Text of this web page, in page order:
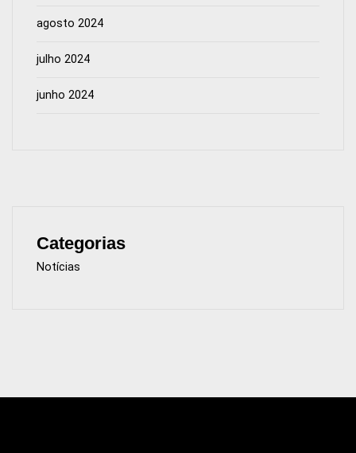
agosto 2024
julho 2024
junho 2024
Categorias
Notícias